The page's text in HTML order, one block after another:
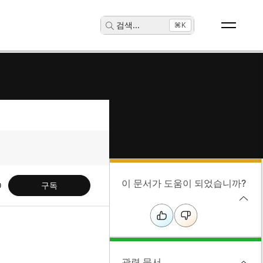
검색... ⌘K
구독 이 문서가 도움이 되었습니까?